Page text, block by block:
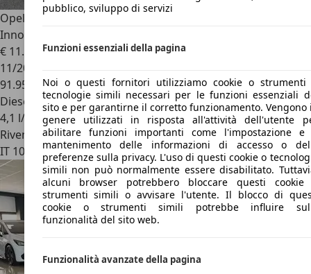
Opel Grandland X
1.5 diesel Ecotec Start&Stop aut.
Innovation
€ 11.900
11/2019
91.958 km
Diesel
4,1 l/100 km (comb.)
Rivenditore
IT 10044Pianezza - Torino - To
pubblico, sviluppo di servizi
Funzioni essenziali della pagina
Noi o questi fornitori utilizziamo cookie o strumenti
tecnologie simili necessari per le funzioni essenziali
sito e per garantirne il corretto funzionamento. Vengono
genere utilizzati in risposta all'attività dell'utente
abilitare funzioni importanti come l'impostazione
mantenimento delle informazioni di accesso o
preferenze sulla privacy. L'uso di questi cookie o
simili non può normalmente essere disabilitato.
alcuni browser potrebbero bloccare questi cookie
strumenti simili o avvisare l'utente. Il blocco di
cookie o strumenti simili potrebbe influire
funzionalità del sito web.
Funzionalità avanzate della pagina